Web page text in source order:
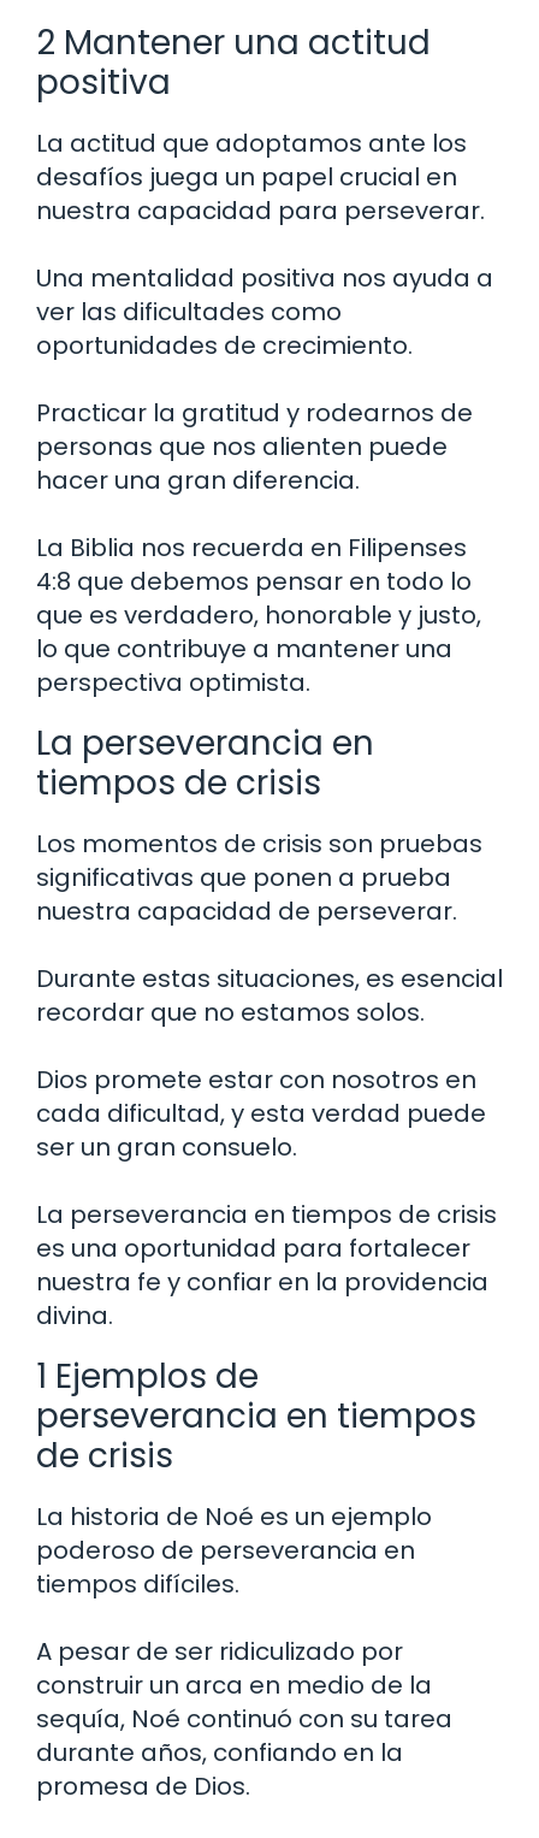
2 Mantener una actitud
positiva
La actitud que adoptamos ante los
desafíos juega un papel crucial en
nuestra capacidad para perseverar.
Una mentalidad positiva nos ayuda a
ver las dificultades como
oportunidades de crecimiento.
Practicar la gratitud y rodearnos de
personas que nos alienten puede
hacer una gran diferencia.
La Biblia nos recuerda en Filipenses
4:8 que debemos pensar en todo lo
que es verdadero, honorable y justo,
lo que contribuye a mantener una
perspectiva optimista.
La perseverancia en
tiempos de crisis
Los momentos de crisis son pruebas
significativas que ponen a prueba
nuestra capacidad de perseverar.
Durante estas situaciones, es esencial
recordar que no estamos solos.
Dios promete estar con nosotros en
cada dificultad, y esta verdad puede
ser un gran consuelo.
La perseverancia en tiempos de crisis
es una oportunidad para fortalecer
nuestra fe y confiar en la providencia
divina.
1 Ejemplos de
perseverancia en tiempos
de crisis
La historia de Noé es un ejemplo
poderoso de perseverancia en
tiempos difíciles.
A pesar de ser ridiculizado por
construir un arca en medio de la
sequía, Noé continuó con su tarea
durante años, confiando en la
promesa de Dios.